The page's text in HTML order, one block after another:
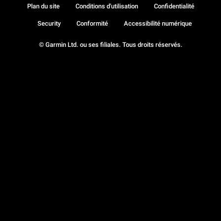
© Garmin Ltd. ou ses filiales. Tous droits réservés.
Plan du site Conditions d'utilisation Confidentialité
Security Conformité Accessibilité numérique